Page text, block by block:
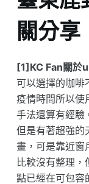
關分享
[1]KC Fan關於
可以選擇的咖啡
疫情時間所以使
手法還算有經
但是有著超強的
畫，可是靠近窗
比較沒有整理
點已經在可包容